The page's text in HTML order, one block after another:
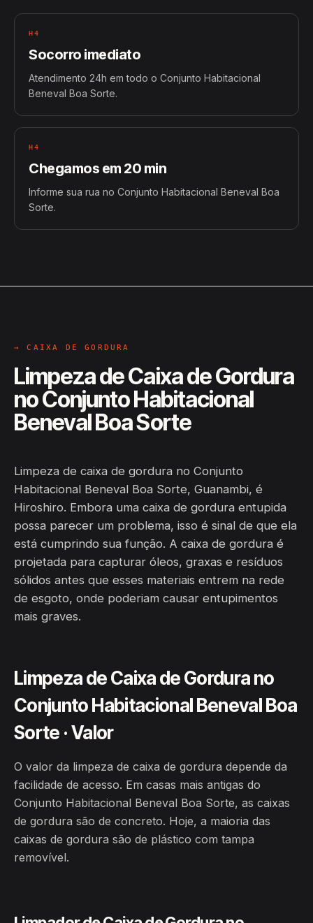
H4
Socorro imediato
Atendimento 24h em todo o Conjunto Habitacional
Beneval Boa Sorte.
H4
Chegamos em 20 min
Informe sua rua no Conjunto Habitacional Beneval Boa
Sorte.
→ CAIXA DE GORDURA
Limpeza de Caixa de Gordura
no Conjunto Habitacional
Beneval Boa Sorte
Limpeza de caixa de gordura no Conjunto
Habitacional Beneval Boa Sorte, Guanambi, é
Hiroshiro. Embora uma caixa de gordura entupida
possa parecer um problema, isso é sinal de que ela
está cumprindo sua função. A caixa de gordura é
projetada para capturar óleos, graxas e resíduos
sólidos antes que esses materiais entrem na rede
de esgoto, onde poderiam causar entupimentos
mais graves.
Limpeza de Caixa de Gordura no
Conjunto Habitacional Beneval Boa
Sorte · Valor
O valor da limpeza de caixa de gordura depende da
facilidade de acesso. Em casas mais antigas do
Conjunto Habitacional Beneval Boa Sorte, as caixas
de gordura são de concreto. Hoje, a maioria das
caixas de gordura são de plástico com tampa
removível.